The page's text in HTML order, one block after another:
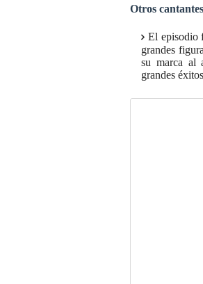
Otroscantantes
El episodio
grandes
su marca al
grandes